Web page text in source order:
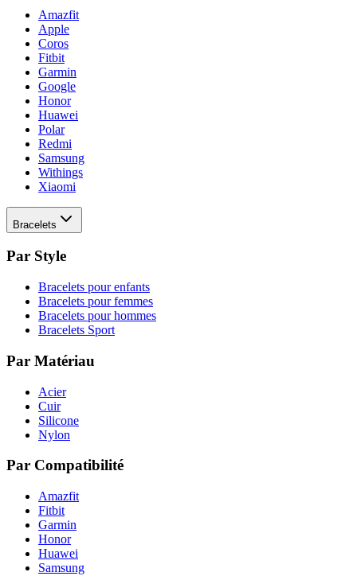
Amazfit
Apple
Coros
Fitbit
Garmin
Google
Honor
Huawei
Polar
Redmi
Samsung
Withings
Xiaomi
Bracelets
Par Style
Bracelets pour enfants
Bracelets pour femmes
Bracelets pour hommes
Bracelets Sport
Par Matériau
Acier
Cuir
Silicone
Nylon
Par Compatibilité
Amazfit
Fitbit
Garmin
Honor
Huawei
Samsung